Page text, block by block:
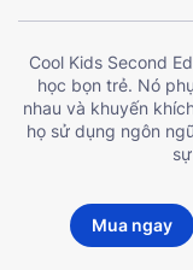
Cool Kids Second
học bọn trẻ. Nó
nhau và khuyến
họ sử dụng ngôn
Mua ngay